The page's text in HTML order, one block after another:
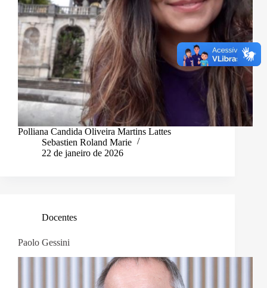
Polliana Candida Oliveira Martins Lattes
Sebastien Roland Marie
22 de janeiro de 2026
Docentes
Paolo Gessini